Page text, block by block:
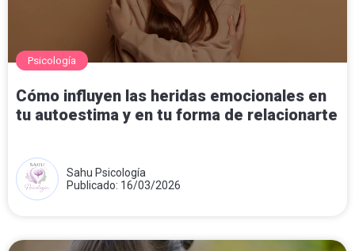
Psicología
Cómo influyen las heridas emocionales en
tu autoestima y en tu forma de relacionarte
Sahu Psicología
Publicado: 16/03/2026